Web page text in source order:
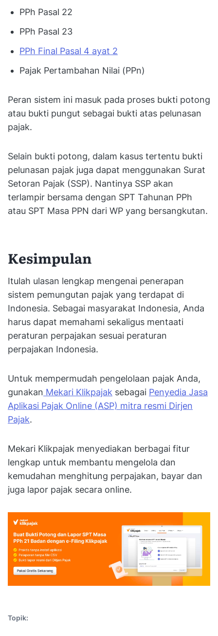
PPh Pasal 22
PPh Pasal 23
PPh Final Pasal 4 ayat 2
Pajak Pertambahan Nilai (PPn)
Peran sistem ini masuk pada proses bukti potong
atau bukti pungut sebagai bukti atas pelunasan
pajak.
Selain bukti potong, dalam kasus tertentu bukti
pelunasan pajak juga dapat menggunakan Surat
Setoran Pajak (SSP). Nantinya SSP akan
terlampir bersama dengan SPT Tahunan PPh
atau SPT Masa PPN dari WP yang bersangkutan.
Kesimpulan
Itulah ulasan lengkap mengenai penerapan
sistem pemungutan pajak yang terdapat di
Indonesia. Sebagai masyarakat Indonesia, Anda
harus dapat memahami sekaligus mentaati
peraturan perpajakan sesuai peraturan
perpajakan Indonesia.
Untuk mempermudah pengelolaan pajak Anda,
gunakan Mekari Klikpajak sebagai Penyedia Jasa
Aplikasi Pajak Online (ASP) mitra resmi Dirjen
Pajak.
Mekari Klikpajak menyediakan berbagai fitur
lengkap untuk membantu mengelola dan
kemudahan menghitung perpajakan, bayar dan
juga lapor pajak secara online.
Topik: